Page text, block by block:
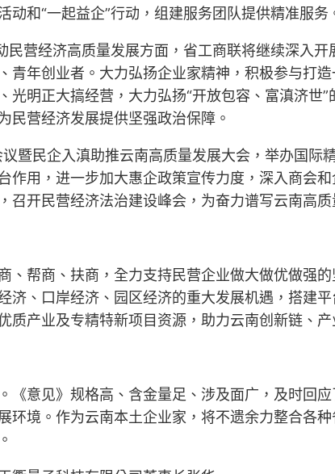
和“一起益企”行动，组建服务团队提供精准服务
民营经济高质量发展方面，省工商联将继续深入
青年创业者。大力弘扬企业家精神，积极参与打
光明正大搞经营，大力弘扬“开放包容、富滇济世
民营经济发展提供坚强政治保障。
暨民企入滇助推云南高质量发展大会，举办国际
作用，进一步加大惠企政策宣传力度，深入商会
召开民营经济法治建设峰会，为奋力谱写云南高
、帮商、扶商，全力支持民营企业做大做优做强
济、口岸经济、园区经济的重大发展机遇，搭建
质产业及专精特新项目资源，助力云南创新链、
《意见》规格高、含金量足、涉及面广，及时回
环境。作为云南本土企业家，将不遗余力整合各